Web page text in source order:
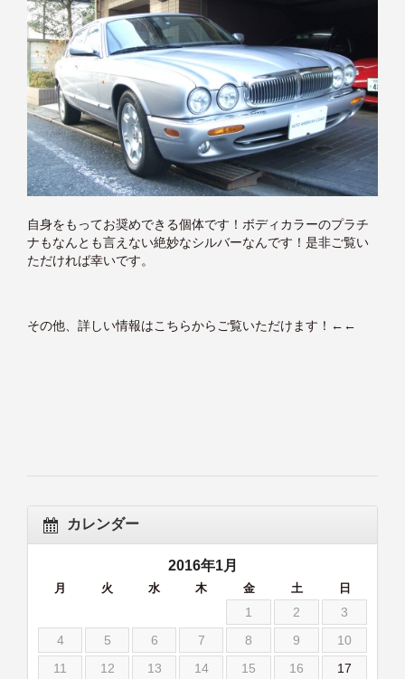
自身をもってお奨めできる個体です！ボディカラーのプラチ
ナもなんとも言えない絶妙なシルバーなんです！是非ご覧い
ただければ幸いです。
その他、詳しい情報はこちらからご覧いただけます！ ←←
カレンダー
2016年1月
月 火 水 木 金 土 日
1 2
3
4
5 6 7 8 9
10
11
12 13 14 15 16
17